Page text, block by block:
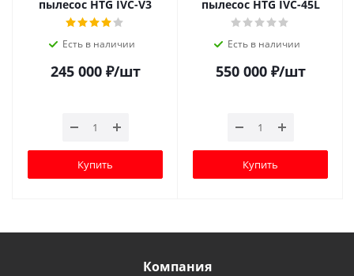
пылесос HTG IVC-V3
Есть в наличии
245 000₽/шт
Купить
пылесос HTG IVC-45L
Есть в наличии
550 000₽/шт
Купить
Компания